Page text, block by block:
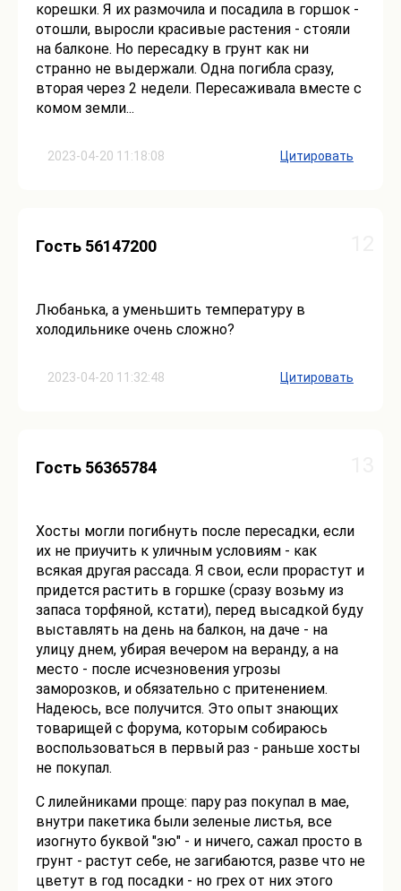
2023-04-20 11:18:08
корешки. Я их размочила и посадила в горшок -
отошли, выросли красивые растения - стояли
на балконе. Но пересадку в грунт как ни
странно не выдержали. Одна погибла сразу,
вторая через 2 недели. Пересаживала вместе с
комом земли...
Цитировать
2023-04-20 11:32:48
Гость 56147200
Любанька, а уменьшить температуру в
холодильнике очень сложно?
Цитировать
Гость 56365784
Хосты могли погибнуть после пересадки, если
их не приучить к уличным условиям - как
всякая другая рассада. Я свои, если прорастут и
придется растить в горшке (сразу возьму из
запаса торфяной, кстати), перед высадкой буду
выставлять на день на балкон, на даче - на
улицу днем, убирая вечером на веранду, а на
место - после исчезновения угрозы
заморозков, и обязательно с притенением.
Надеюсь, все получится. Это опыт знающих
товарищей с форума, которым собираюсь
воспользоваться в первый раз - раньше хосты
не покупал.
С лилейниками проще: пару раз покупал в мае,
внутри пакетика были зеленые листья, все
изогнуто буквой "зю" - и ничего, сажал просто в
грунт - растут себе, не загибаются, разве что не
цветут в год посадки - но грех от них этого